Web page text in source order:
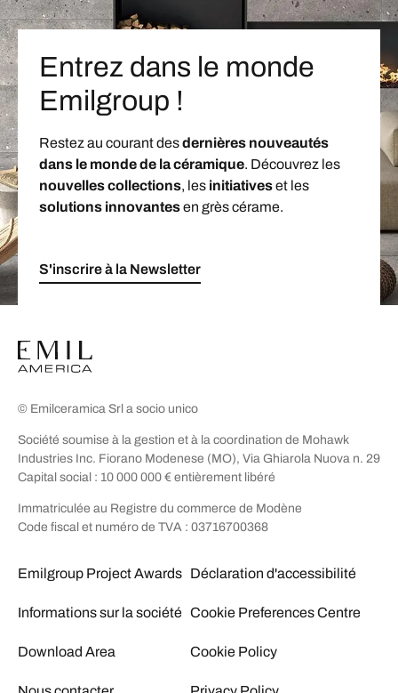
Entrez dans le monde
Emilgroup !
Restez au courant desdernières nouveautés
dans le monde de la céramique. Découvrez les
nouvelles collections, les initiativeset les
solutions innovantesen grès cérame.
S'inscrire à la Newsletter
© Emilceramica Srl a socio unico
Société soumise à la gestion et à la coordination de Mohawk
Industries Inc. Fiorano Modenese (MO), Via Ghiarola Nuova n. 29
Capital social : 10 000 000 € entièrement libéré
Immatriculée au Registre du commerce de Modène
Code fiscal et numéro de TVA : 03716700368
Emilgroup Project Awards
Informations sur la société
Download Area
Déclaration d'accessibilité
Cookie Preferences Centre
Cookie Policy